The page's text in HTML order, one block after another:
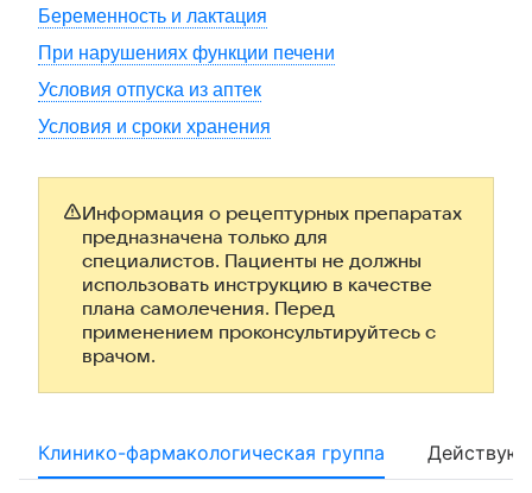
Беременность и лактация
При нарушениях функции печени
Условия отпуска из аптек
Условия и сроки хранения
Информация о рецептурных препаратах
предназначена только для
специалистов. Пациенты не должны
использовать инструкцию в качестве
плана самолечения. Перед
применением проконсультируйтесь с
врачом.
Клинико-фармакологическая группа